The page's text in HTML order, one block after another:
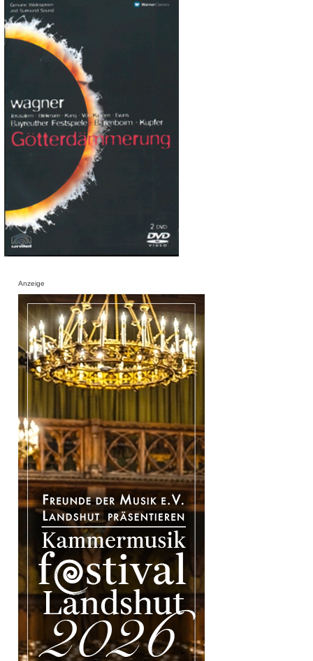
Anzeige